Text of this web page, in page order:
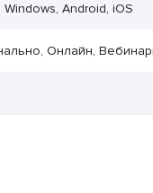
Android, iOS
Онлайн,